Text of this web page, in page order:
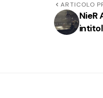
ARTICOLO
NieR